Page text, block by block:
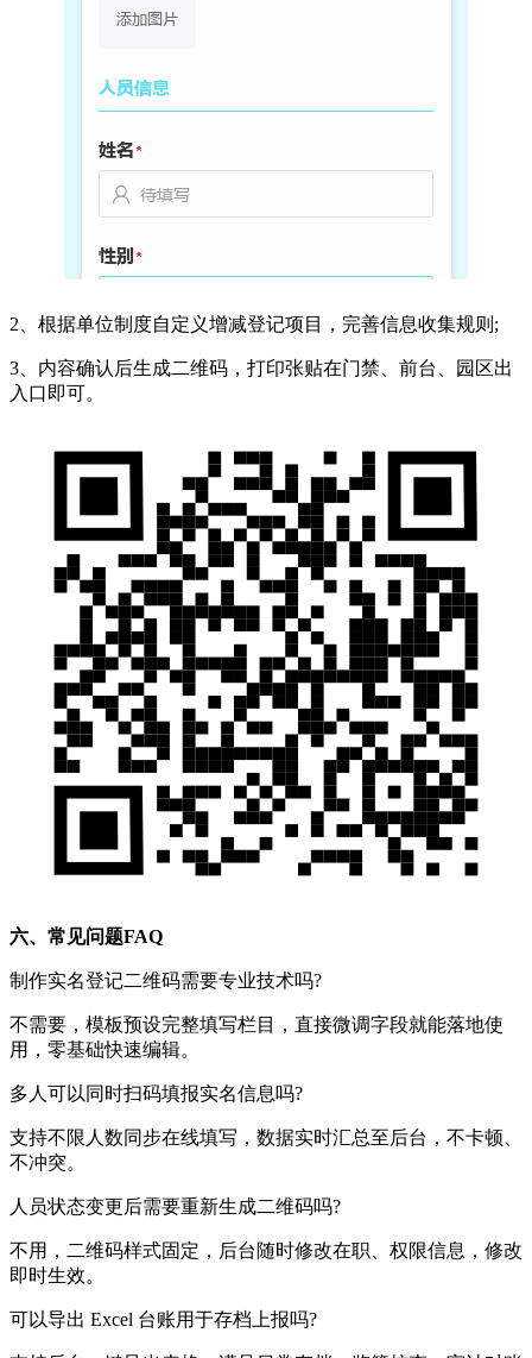
2、根据单位制度自定义增减登记项目，完善信息收集规则;
3、内容确认后生成二维码，打印张贴在门禁、前台、园区出
入口即可。
六、常见问题FAQ
制作实名登记二维码需要专业技术吗?
不需要，模板预设完整填写栏目，直接微调字段就能落地使
用，零基础快速编辑。
多人可以同时扫码填报实名信息吗?
支持不限人数同步在线填写，数据实时汇总至后台，不卡顿、
不冲突。
人员状态变更后需要重新生成二维码吗?
不用，二维码样式固定，后台随时修改在职、权限信息，修改
即时生效。
可以导出 Excel 台账用于存档上报吗?